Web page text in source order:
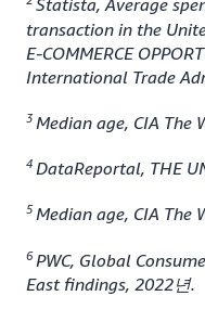
Statista, Average
transaction in the
E-COMMERCE
International Trade
3 Median age, CIA The
4 DataReportal, THE
5Median age, CIA The
6 PWC, Global
East findings, 2022년.